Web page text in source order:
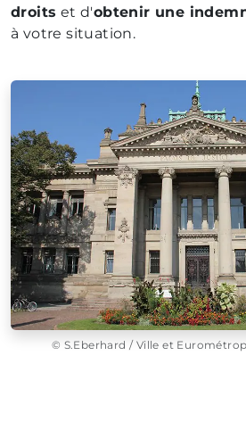
droits et d'obtenir une
à votre situation.
© S.Eberhard / Ville et